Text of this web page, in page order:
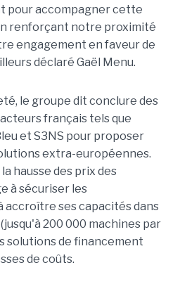
pour accompagner cette
renforçant notre proximité
engagement en faveur de
déclaré Gaël Menu.
le groupe dit conclure des
français tels que
et S3NS pour proposer
extra-européennes.
hausse des prix des
à sécuriser les
accroître ses capacités dans
200 000 machines par
solutions de financement
de coûts.